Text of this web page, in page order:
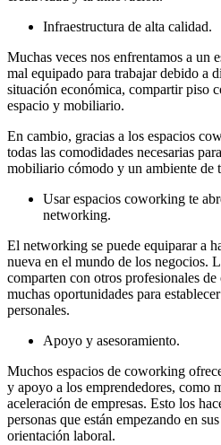
Infraestructura de alta calidad.
Muchas veces nos enfrentamos a un
mal equipado para trabajar debido a
situación económica, compartir piso
espacio y mobiliario.
En cambio, gracias a los espacios
todas las comodidades necesarias
mobiliario cómodo y un ambiente de
Usar espacios coworking te
networking.
El networking se puede equiparar a
nueva en el mundo de los negocios.
comparten con otros profesionales
muchas oportunidades para
personales.
Apoyo y asesoramiento.
Muchos espacios de coworking
y apoyo a los emprendedores, como
aceleración de empresas. Esto los
personas que están empezando en
orientación laboral.